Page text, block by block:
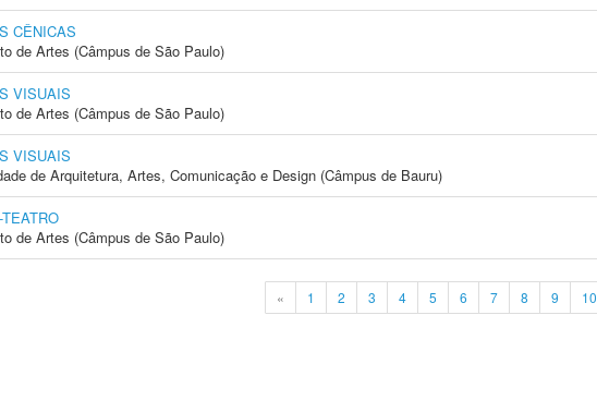
CÊNICAS
de Artes (Câmpus de São Paulo)
VISUAIS
de Artes (Câmpus de São Paulo)
VISUAIS
de Arquitetura, Artes, Comunicação e Design (Câmpus de Bauru)
de Artes (Câmpus de São Paulo)
« 1 2 3 4 5 6 7 8 9 10